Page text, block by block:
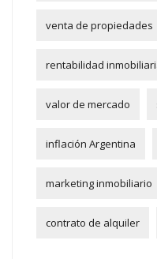
venta de propiedades
rentabilidad
valor de mercado
inflación Argentina
marketing inmobiliario
contrato de alquiler